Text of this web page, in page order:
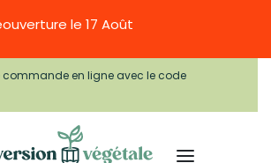
le 17 Août
commande en ligne avec le code